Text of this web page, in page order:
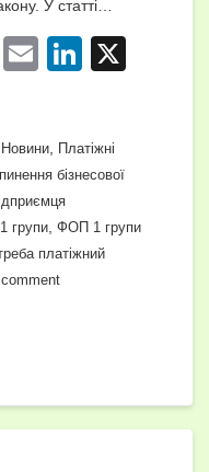
У статті…
T
E
Li
e
n
Новини Платіжні
бізнесової
групи ФОП 1 групи
платіжний